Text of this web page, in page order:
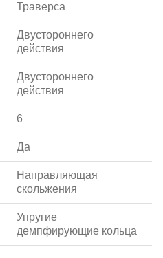
Траверса
Двустороннего
действия
Двустороннего
действия
6
Да
Направляющая
скольжения
Упругие
демпфирующие кольца